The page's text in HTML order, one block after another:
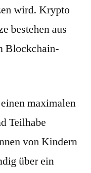
wird. Krypto
bestehen aus
Blockchain-
maximalen
Teilhabe
von Kindern
über ein